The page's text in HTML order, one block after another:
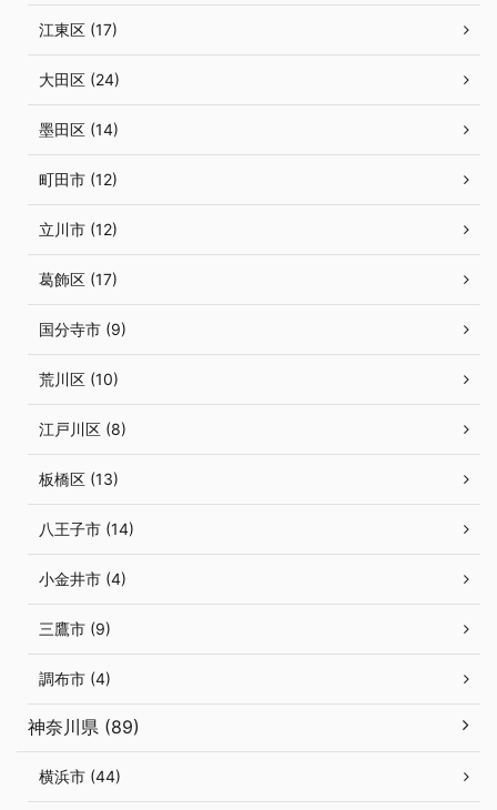
江東区 (17)
大田区 (24)
墨田区 (14)
町田市 (12)
立川市 (12)
葛飾区 (17)
国分寺市 (9)
荒川区 (10)
江戸川区 (8)
板橋区 (13)
八王子市 (14)
小金井市 (4)
三鷹市 (9)
調布市 (4)
神奈川県 (89)
横浜市 (44)